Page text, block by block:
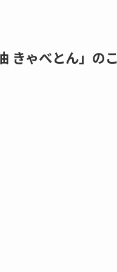
きゃべとん」の